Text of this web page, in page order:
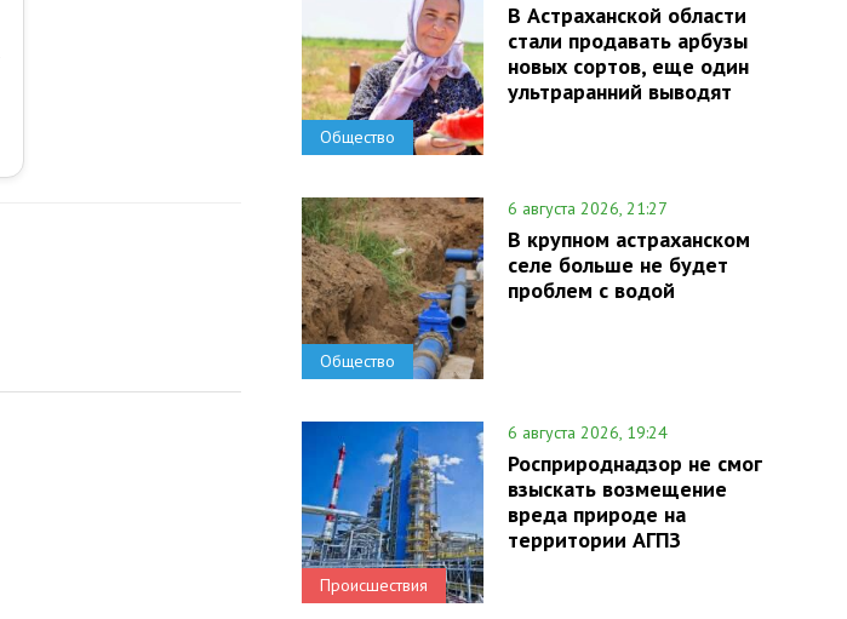
Общество
В Астраханской области
стали продавать арбузы
новых сортов, еще один
ультраранний выводят
Общество
6 августа 2026, 21:27
В крупном астраханском
селе больше не будет
проблем с водой
Происшествия
6 августа 2026, 19:24
Росприроднадзор не смог
взыскать возмещение
вреда природе на
территории АГПЗ